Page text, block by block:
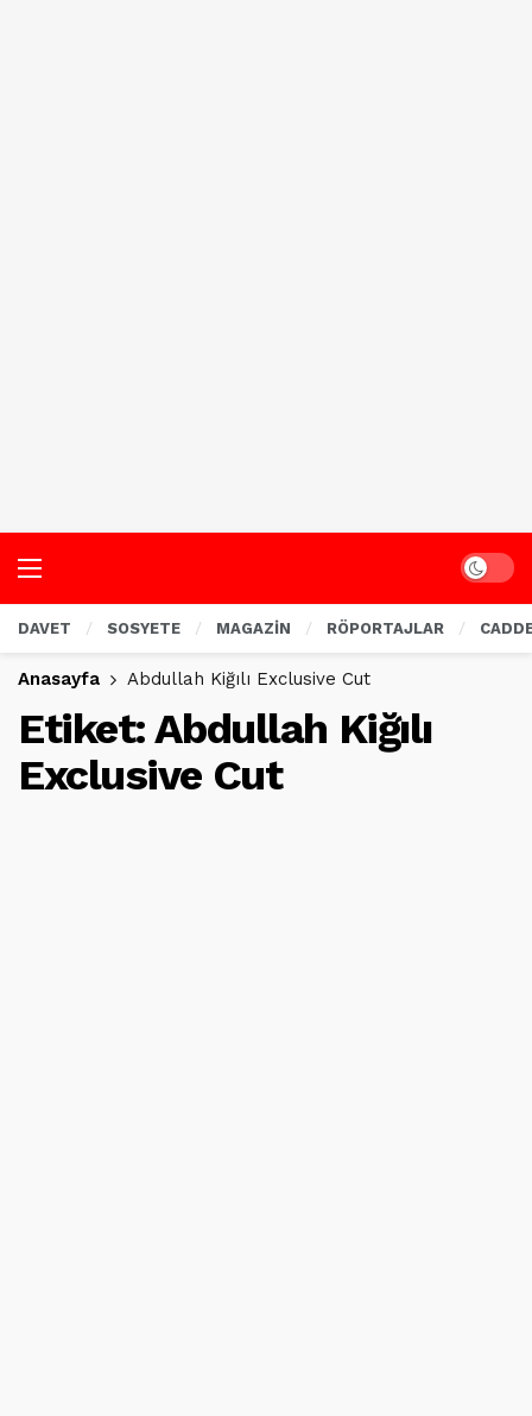
Dark
DAVET SOSYETE MAGAZİN RÖPORTAJLAR
Anasayfa Abdullah Kiğılı Exclusive Cut
Etiket:Abdullah Kiğılı
Exclusive Cut